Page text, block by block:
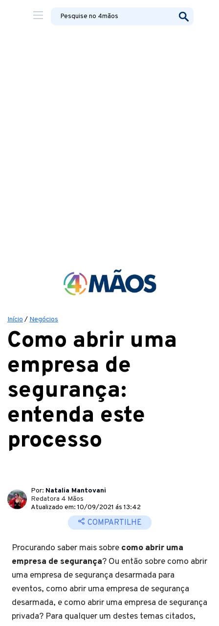
Início / Negócios
Como abrir uma
empresa de
segurança:
entenda este
processo
Por: Natalia Mantovani
Redatora 4 Mãos
Atualizado em: 10/09/2021 ás 13:42
COMPARTILHE
Procurando saber mais sobre como abrir uma
empresa de segurança? Ou então sobre como abrir
uma empresa de segurança desarmada para
eventos, como abrir uma empresa de segurança
desarmada, e como abrir uma empresa de segurança
privada? Para qualquer um destes temas citados,